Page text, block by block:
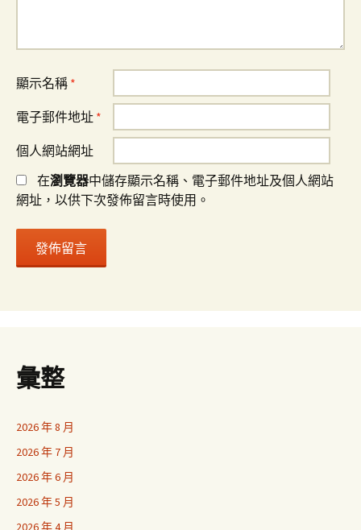
顯示名稱 *
電子郵件地址 *
個人網站網址
在瀏覽器中儲存顯示名稱、電子郵件地址及個人網站
網址，以供下次發佈留言時使用。
彙整
2026 年 8 月
2026 年 7 月
2026 年 6 月
2026 年 5 月
2026 年 4 月